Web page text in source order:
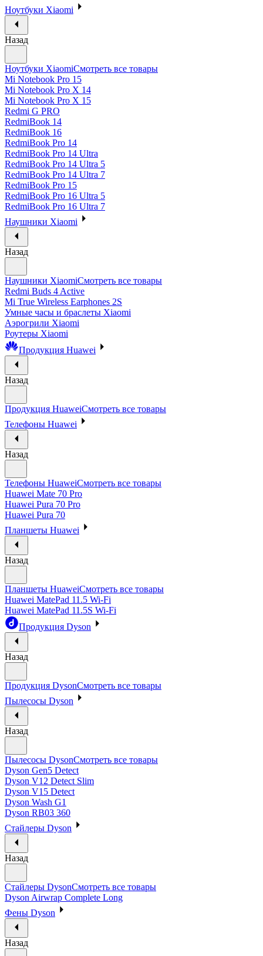
Ноутбуки Xiaomi
Назад
Ноутбуки XiaomiСмотреть все товары
Mi Notebook Pro 15
Mi Notebook Pro X 14
Mi Notebook Pro X 15
Redmi G PRO
RedmiBook 14
RedmiBook 16
RedmiBook Pro 14
RedmiBook Pro 14 Ultra
RedmiBook Pro 14 Ultra 5
RedmiBook Pro 14 Ultra 7
RedmiBook Pro 15
RedmiBook Pro 16 Ultra 5
RedmiBook Pro 16 Ultra 7
Наушники Xiaomi
Назад
Наушники XiaomiСмотреть все товары
Redmi Buds 4 Active
Mi True Wireless Earphones 2S
Умные часы и браслеты Xiaomi
Аэрогрили Xiaomi
Роутеры Xiaomi
Продукция Huawei
Назад
Продукция HuaweiСмотреть все товары
Телефоны Huawei
Назад
Телефоны HuaweiСмотреть все товары
Huawei Mate 70 Pro
Huawei Pura 70 Pro
Huawei Pura 70
Планшеты Huawei
Назад
Планшеты HuaweiСмотреть все товары
Huawei MatePad 11.5 Wi-Fi
Huawei MatePad 11.5S Wi-Fi
Продукция Dyson
Назад
Продукция DysonСмотреть все товары
Пылесосы Dyson
Назад
Пылесосы DysonСмотреть все товары
Dyson Gen5 Detect
Dyson V12 Detect Slim
Dyson V15 Detect
Dyson Wash G1
Dyson RB03 360
Стайлеры Dyson
Назад
Стайлеры DysonСмотреть все товары
Dyson Airwrap Complete Long
Фены Dyson
Назад